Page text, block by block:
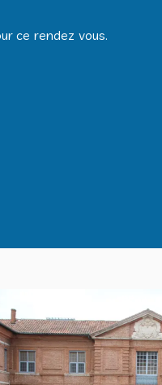
ce rendez vous.